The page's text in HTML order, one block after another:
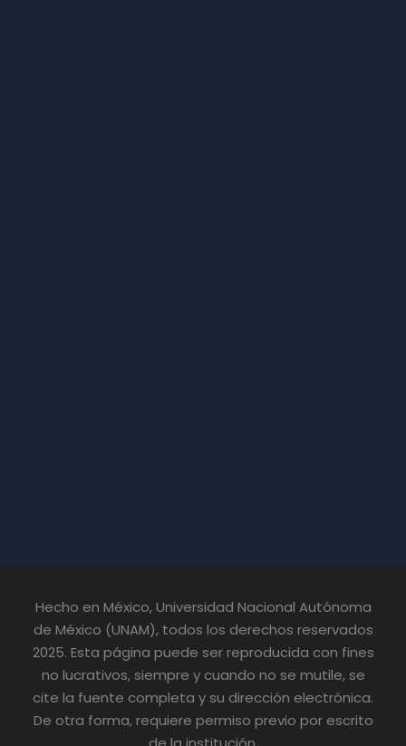
Hecho en México, Universidad Nacional Autónoma
de México (UNAM), todos los derechos reservados
2025. Esta página puede ser reproducida con fines
no lucrativos, siempre y cuando no se mutile, se
cite la fuente completa y su dirección electrónica.
De otra forma, requiere permiso previo por escrito